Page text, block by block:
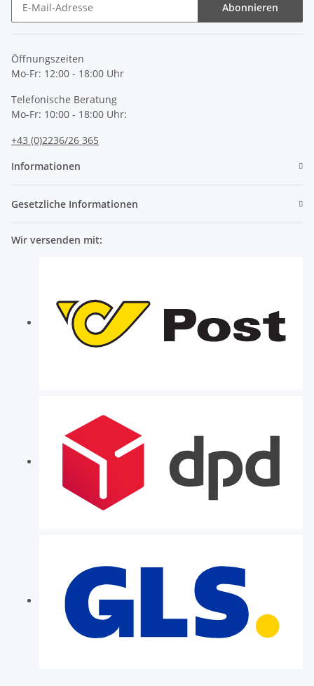
Abonnieren
Öffnungszeiten
Mo-Fr: 12:00 - 18:00 Uhr
Telefonische Beratung
Mo-Fr: 10:00 - 18:00 Uhr:
+43 (0)2236/26 365
Informationen
Gesetzliche Informationen
Wir versenden mit: